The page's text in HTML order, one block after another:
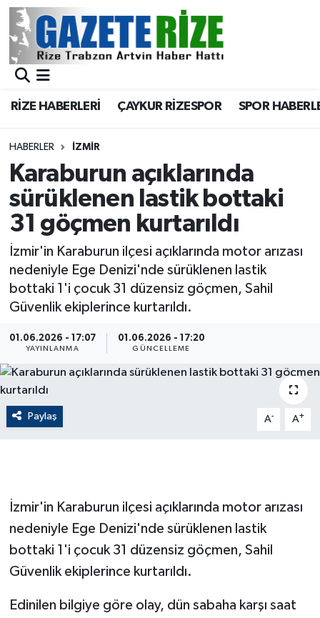
RİZE HABERLERİ ÇAYKUR RİZESPOR SPOR
HABERLER İZMIR
Karaburun açıklarında
sürüklenen lastik bottaki
31 göçmen kurtarıldı
İzmir'in Karaburun ilçesi açıklarında motor arızası
nedeniyle Ege Denizi'nde sürüklenen lastik
bottaki 1'i çocuk 31 düzensiz göçmen, Sahil
Güvenlik ekiplerince kurtarıldı.
01.06.2026 - 17:07
YAYINLANMA
01.06.2026 - 17:20
GÜNCELLEME
Paylaş A- A+
İzmir'in Karaburun ilçesi açıklarında motor arızası
nedeniyle Ege Denizi'nde sürüklenen lastik
bottaki 1'i çocuk 31 düzensiz göçmen, Sahil
Güvenlik ekiplerince kurtarıldı.
Edinilen bilgiye göre olay, dün sabaha karşı saat
BÖLGEMİZ
Asayiş
Rize Jandarma Komutanlığı
Bilim Teknoloji
Bölge
Advertising news
Canlı Maç
ÇEVRE
Dış Haberler
Dünya
English News
Finans
Flaş Haber
Merkez Nöbetçi Eczaneler
Merkez Trafik Yoğunluk Haritası
Süper Lig Puan Durumu ve Fikstür
Tüm Manşetler
Son Dakika Haberleri
Haber Arşivi